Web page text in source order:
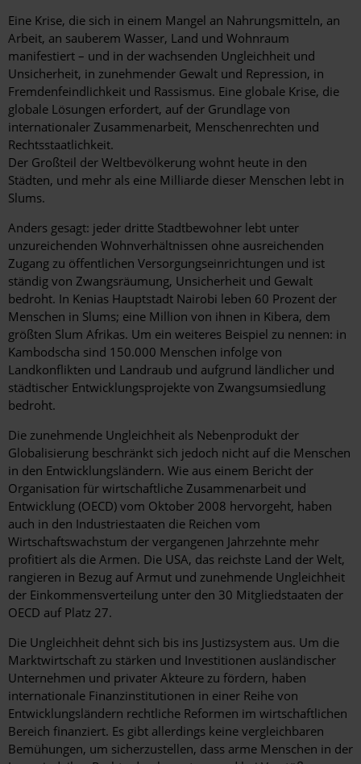
Eine Krise, die sich in einem Mangel an Nahrungsmitteln, an
Arbeit, an sauberem Wasser, Land und Wohnraum
manifestiert – und in der wachsenden Ungleichheit und
Unsicherheit, in zunehmender Gewalt und Repression, in
Fremdenfeindlichkeit und Rassismus. Eine globale Krise, die
globale Lösungen erfordert, auf der Grundlage von
internationaler Zusammenarbeit, Menschenrechten und
Rechtsstaatlichkeit.
Der Großteil der Weltbevölkerung wohnt heute in den
Städten, und mehr als eine Milliarde dieser Menschen lebt in
Slums.
Anders gesagt: jeder dritte Stadtbewohner lebt unter
unzureichenden Wohnverhältnissen ohne ausreichenden
Zugang zu öffentlichen Versorgungseinrichtungen und ist
ständig von Zwangsräumung, Unsicherheit und Gewalt
bedroht. In Kenias Hauptstadt Nairobi leben 60 Prozent der
Menschen in Slums; eine Million von ihnen in Kibera, dem
größten Slum Afrikas. Um ein weiteres Beispiel zu nennen: in
Kambodscha sind 150.000 Menschen infolge von
Landkonflikten und Landraub und aufgrund ländlicher und
städtischer Entwicklungsprojekte von Zwangsumsiedlung
bedroht.
Die zunehmende Ungleichheit als Nebenprodukt der
Globalisierung beschränkt sich jedoch nicht auf die Menschen
in den Entwicklungsländern. Wie aus einem Bericht der
Organisation für wirtschaftliche Zusammenarbeit und
Entwicklung (OECD) vom Oktober 2008 hervorgeht, haben
auch in den Industriestaaten die Reichen vom
Wirtschaftswachstum der vergangenen Jahrzehnte mehr
profitiert als die Armen. Die USA, das reichste Land der Welt,
rangieren in Bezug auf Armut und zunehmende Ungleichheit
der Einkommensverteilung unter den 30 Mitgliedstaaten der
OECD auf Platz 27.
Die Ungleichheit dehnt sich bis ins Justizsystem aus. Um die
Marktwirtschaft zu stärken und Investitionen ausländischer
Unternehmen und privater Akteure zu fördern, haben
internationale Finanzinstitutionen in einer Reihe von
Entwicklungsländern rechtliche Reformen im wirtschaftlichen
Bereich finanziert. Es gibt allerdings keine vergleichbaren
Bemühungen, um sicherzustellen, dass arme Menschen in der